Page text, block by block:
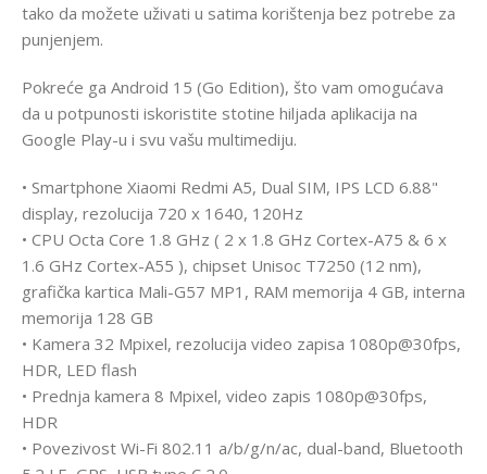
tako da možete uživati ​​u satima korištenja bez potrebe za
punjenjem.
Pokreće ga Android 15 (Go Edition), što vam omogućava
da u potpunosti iskoristite stotine hiljada aplikacija na
Google Play-u i svu vašu multimediju.
• Smartphone Xiaomi Redmi A5, Dual SIM, IPS LCD 6.88"
display, rezolucija 720 x 1640, 120Hz
• CPU Octa Core 1.8 GHz ( 2 x 1.8 GHz Cortex-A75 & 6 x
1.6 GHz Cortex-A55 ), chipset Unisoc T7250 (12 nm),
grafička kartica Mali-G57 MP1, RAM memorija 4 GB, interna
memorija 128 GB
• Kamera 32 Mpixel, rezolucija video zapisa 1080p@30fps,
HDR, LED flash
• Prednja kamera 8 Mpixel, video zapis 1080p@30fps,
HDR
• Povezivost Wi-Fi 802.11 a/b/g/n/ac, dual-band, Bluetooth